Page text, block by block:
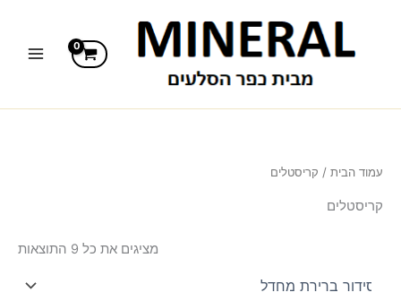
עמוד הבית / קריסטלים
קריסטלים
מציגים את כל ⁦9⁩ התוצאות